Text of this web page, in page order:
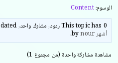
الوسوم:Content
This topic has 0 ردود, مشارك واحد, and was last updated
أشهرby
nour
.
مشاهدة مشاركة واحدة (من مجموع 1)